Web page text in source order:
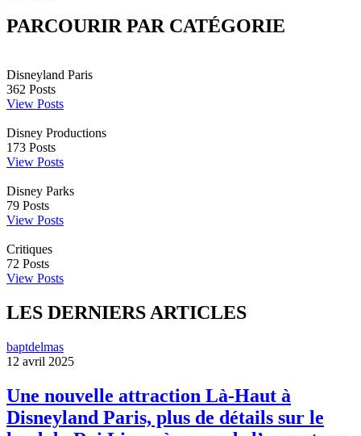
PARCOURIR PAR CATÉGORIE
Disneyland Paris
362 Posts
View Posts
Disney Productions
173 Posts
View Posts
Disney Parks
79 Posts
View Posts
Critiques
72 Posts
View Posts
LES DERNIERS ARTICLES
baptdelmas
12 avril 2025
Une nouvelle attraction Là-Haut à
Disneyland Paris, plus de détails sur le